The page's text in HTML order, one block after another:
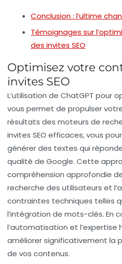
Conclusion : l’ultime
Témoignages sur
des invites SEO
Optimisez votre
invites SEO
L’utilisation de ChatGPT pour
vous permet de propulser
résultats des moteurs de
invites SEO efficaces, vous
générer des textes qui
qualité de Google. Cette
compréhension approfondie de
recherche des utilisateurs et
contraintes techniques telles
l’intégration de mots-clés. En
l’automatisation et l’expertise
améliorer significativement la
de vos contenus.